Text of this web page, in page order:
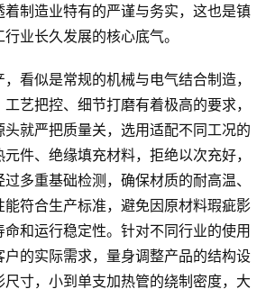
着制造业特有的严谨与务实，这也是镇
业长久发展的核心底气。
看似是常规的机械与电气结合制造，
艺把控、细节打磨有着极高的要求，
就严把质量关，选用适配不同工况的
件、绝缘填充材料，拒绝以次充好，
多重基础检测，确保材质的耐高温、
能符合生产标准，避免因原材料瑕疵影
命和运行稳定性。针对不同行业的使用
户的实际需求，量身调整产品的结构设
寸，小到单支加热管的绕制密度，大